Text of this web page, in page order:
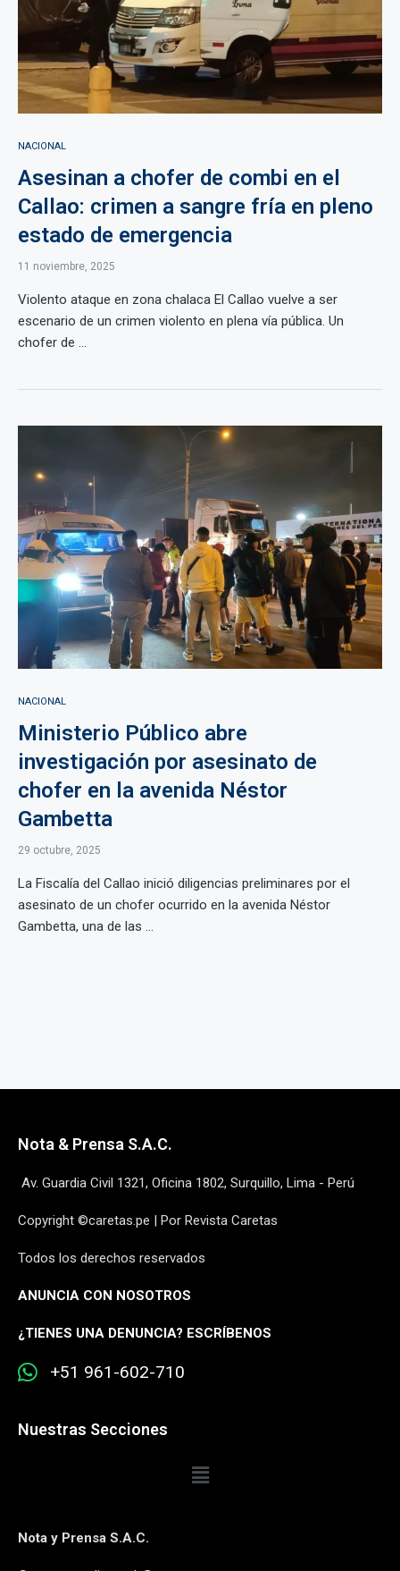
NACIONAL
Asesinan a chofer de combi en el
Callao: crimen a sangre fría en pleno
estado de emergencia
11 noviembre, 2025
Violento ataque en zona chalaca El Callao vuelve a ser
escenario de un crimen violento en plena vía pública. Un
chofer de ...
NACIONAL
Ministerio Público abre
investigación por asesinato de
chofer en la avenida Néstor
Gambetta
29 octubre, 2025
La Fiscalía del Callao inició diligencias preliminares por el
asesinato de un chofer ocurrido en la avenida Néstor
Gambetta, una de las ...
Nota & Prensa S.A.C.
Av. Guardia Civil 1321, Oficina 1802, Surquillo, Lima - Perú
Copyright ©caretas.pe | Por Revista Caretas
Todos los derechos reservados
ANUNCIA CON NOSOTROS
¿TIENES UNA DENUNCIA? ESCRÍBENOS
+51 961-602-710
Nuestras Secciones
Nota y Prensa S.A.C.